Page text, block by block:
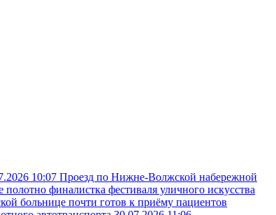
10:07 Проезд по Нижне-Волжской набережной
финалистка фестиваля уличного искусства
больнице почти готов к приёму пациентов